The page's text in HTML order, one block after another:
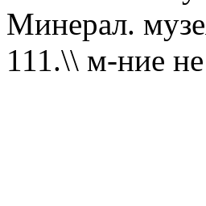
Минерал.
111.\\ м-ние не